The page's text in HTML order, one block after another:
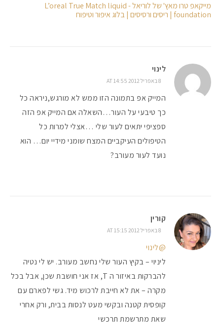
מייקאפ טרו מאץ' של לוריאל - L’oreal True Match liquid
foundation | ריסים ורסיסים | בלוג איפור וטיפוח
לינוי
8 באפריל 2012 AT 14:55
המייק אפ בתמונה הזו ממש לא מורגש,ניראה כל
כך טיבעי על העור…השאלה אם המייק אפ הזה
ספציפי יתאים לעור שלי …אצלי למרות כל
הטיפולים העיקביים המצח שומני מידיי יום… הוא
נועד לעור מעורב?
קורין
8 באפריל 2012 AT 15:15
@לינוי
ליניוי – בקיץ העור שלי נחשב מעורב. יש לי נטיה
להברקות באיזור ה T, אז אני חושבת שכן, אבל בכל
מקרה – את לא חייבת לרכוש מיד. גשי לפארם עם
קופסית קטנה ובקשי מעט לנסות בבית, ורק אחרי
שאת מתרשמת תרכשי